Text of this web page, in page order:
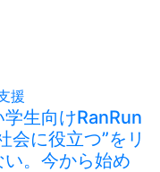
援
生向けRanRun
会に役立つ”をリ
。今から始め